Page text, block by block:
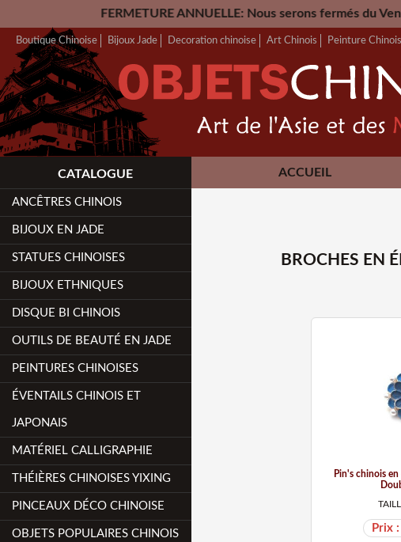
FERMETURE ANNUELLE: Nous serons fermés du Vendredi 24
Boutique Chinoise Bijoux Jade Decoration chinoise Art Chinois Peinture
ACCUEIL
CATALOGUE
ANCÊTRES CHINOIS
BIJOUX EN JADE
STATUES CHINOISES
BIJOUX ETHNIQUES
DISQUE BI CHINOIS
OUTILS DE BEAUTÉ EN JADE
PEINTURES CHINOISES
ÉVENTAILS CHINOIS ET
JAPONAIS
MATÉRIEL CALLIGRAPHIE
THÉIÈRES CHINOISES YIXING
PINCEAUX DÉCO CHINOISE
OBJETS POPULAIRES CHINOIS
BROCHES EN
Pin's chinois
Prix